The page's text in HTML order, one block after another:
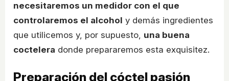
necesitaremos un medidor con el que
controlaremos el alcohol y demás ingredientes
que utilicemos y, por supuesto, una buena
coctelera donde prepararemos esta exquisitez.
Preparación del cóctel pasión